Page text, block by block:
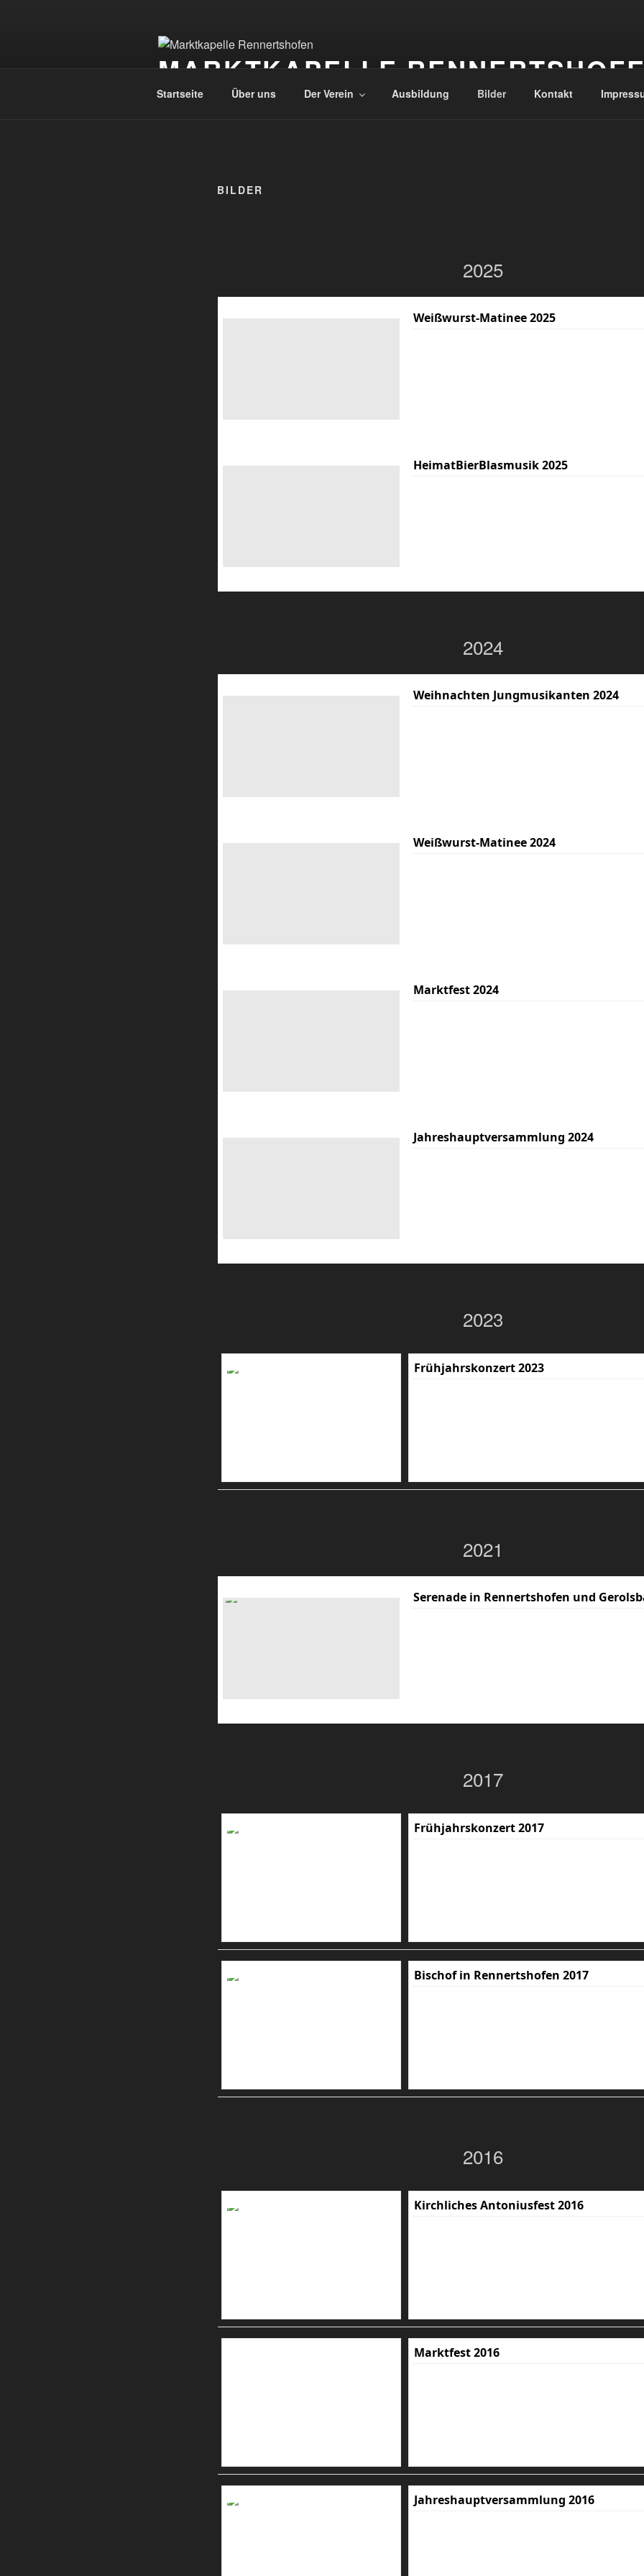
MARKTKAPELLE
Startseite Über uns Der Verein Ausbildung Bilder Kontakt
BILDER
2025
Weißwurst-Matinee 2025
HeimatBierBlasmusik 2025
2024
Weihnachten Jungmusikanten 2024
Weißwurst-Matinee 2024
Marktfest 2024
Jahreshauptversammlung 2024
2023
Frühjahrskonzert 2023
2021
Serenade in Rennertshofen und
2017
Frühjahrskonzert 2017
Bischof in Rennertshofen 2017
2016
Kirchliches Antoniusfest 2016
Marktfest 2016
Jahreshauptversammlung 2016